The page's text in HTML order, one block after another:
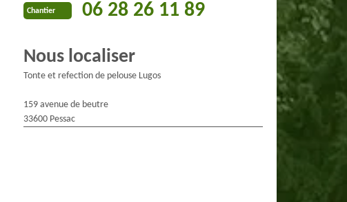
Chantier 06 28 26 11 89
Nous localiser
Tonte et refection de pelouse Lugos
159 avenue de beutre
33600 Pessac